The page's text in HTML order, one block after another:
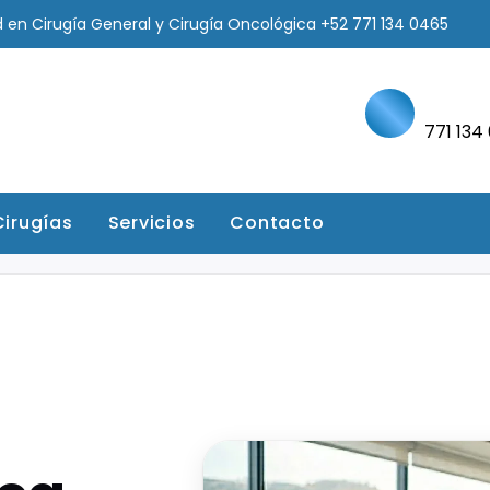
Cirugía General y Cirugía Oncológica +52 771 134 0465
771
Servicios Contacto